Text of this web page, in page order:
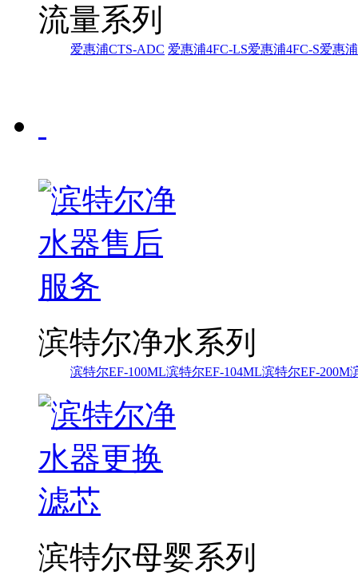
流量系列
爱惠浦CTS-ADC 爱惠浦4FC-LS爱惠浦4FC-S爱惠
滨特尔净水系列
滨特尔EF-100ML滨特尔EF-104ML滨特尔EF-200M
滨特尔母婴系列